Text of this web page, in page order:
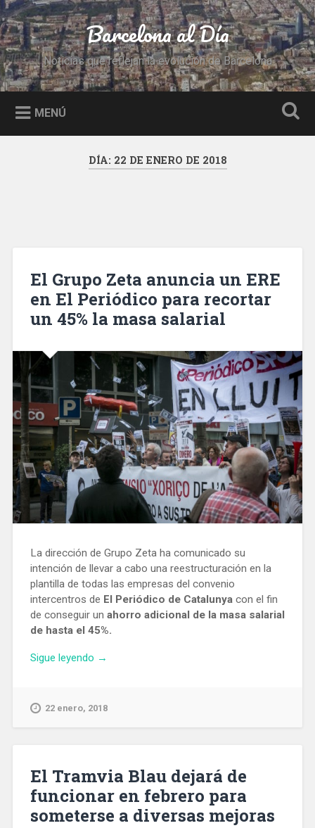
Saltar
al
contenido
Buscar Barcelona al Día
Noticias que reflejan la evolución de Barcelona
MENÚ
DÍA: 22 DE ENERO DE 2018
El Grupo Zeta anuncia un ERE
en El Periódico para recortar
un 45% la masa salarial
La dirección de Grupo Zeta ha comunicado su
intención de llevar a cabo una reestructuración en la
plantilla de todas las empresas del convenio
intercentros de El Periódico de Catalunyacon el fin
de conseguir un ahorro adicional de la masa salarial
de hasta el 45%.
Sigue leyendo «El
anuncia
Periódico
para
recortar
→
22 enero, 2018
El Tramvia Blau dejará de
funcionar en febrero para
someterse a diversas mejoras